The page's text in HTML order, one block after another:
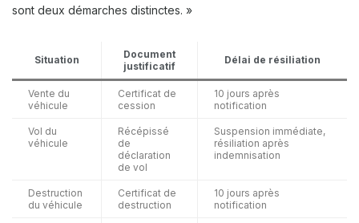
sont deux démarches distinctes. »
Situation
Document
justificatif
Délai de résiliation
Vente du
véhicule
Certificat de
cession
10 jours après
notification
Vol du
véhicule
Récépissé
de
déclaration
de vol
Suspension immédiate,
résiliation après
indemnisation
Destruction
du véhicule
Certificat de
destruction
10 jours après
notification